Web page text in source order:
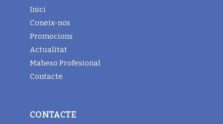
Inici
Coneix-nos
Promocions
Actualitat
Maheso Profesional
Contacte
CONTACTE